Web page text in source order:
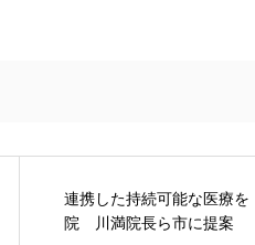
連携した持続可能な医療
院 川満院長ら市に提案